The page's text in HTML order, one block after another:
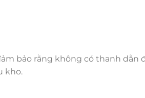
bảo rằng không có thanh dẫn
kho.